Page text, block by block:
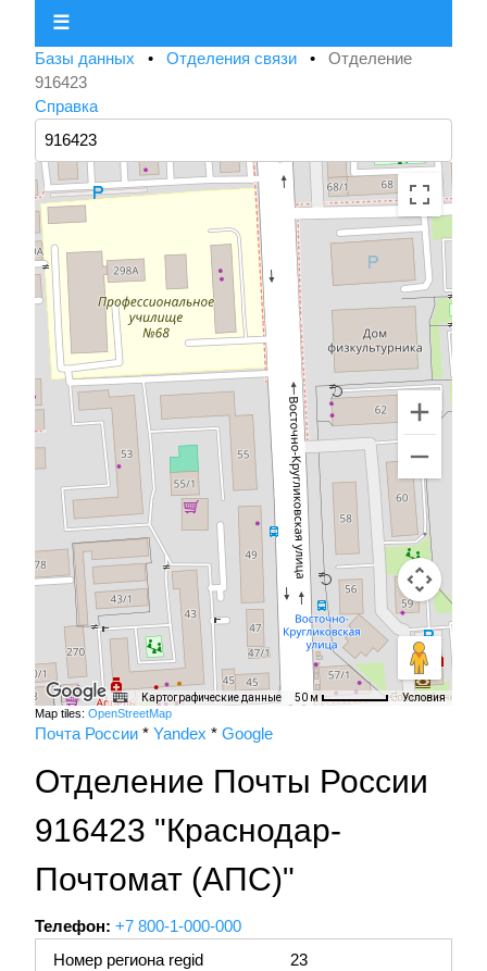
☰
Базы данных • Отделения связи • Отделение
916423
Справка
Картографические данные 50 м Условия
Map tiles: OpenStreetMap
Почта России * Yandex * Google
Отделение Почты России
916423 "Краснодар-
Почтомат (АПС)"
Телефон: +7 800-1-000-000
Номер региона regid
23